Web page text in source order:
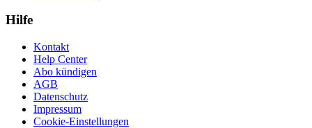
Hilfe
Kontakt
Help Center
Abo kündigen
AGB
Datenschutz
Impressum
Cookie-Einstellungen